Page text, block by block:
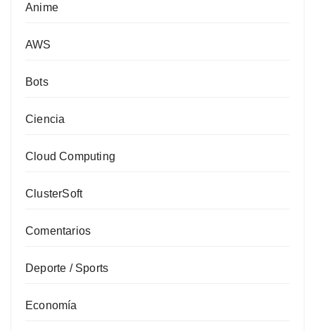
Anime
AWS
Bots
Ciencia
Cloud Computing
ClusterSoft
Comentarios
Deporte / Sports
Economía